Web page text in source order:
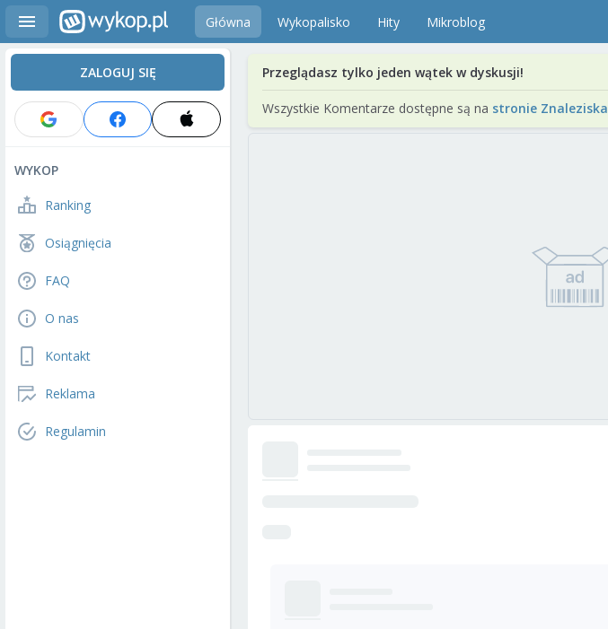
Główna Wykopalisko Hity Mikroblog
ZALOGUJ SIĘ
WYKOP
Ranking
Osiągnięcia
FAQ
O nas
Kontakt
Reklama
Regulamin
Przeglądasz tylko jeden wątek w dyskusji!
Wszystkie Komentarze dostępne są na stronie Znaleziska